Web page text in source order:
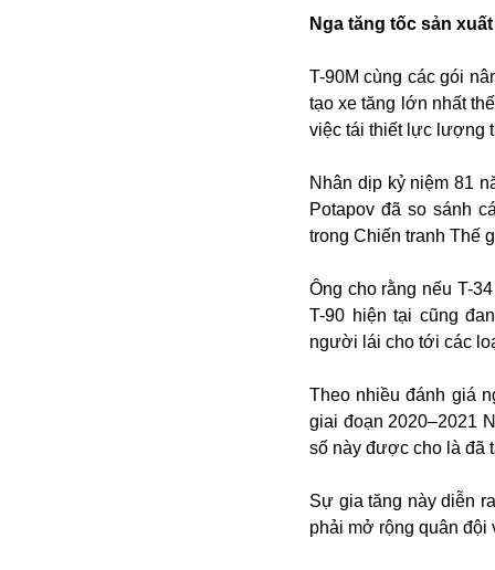
Nga tăng tốc sản
T-90M cùng các gói
tạo xe tăng lớn nhất
việc tái thiết lực lượng
Nhân dịp kỷ niệm 81
Potapov đã so sánh
trong Chiến tranh Thế
Ông cho rằng nếu T-
T-90 hiện tại cũng
người lái cho tới các
Theo nhiều đánh giá
giai đoạn 2020–2021
số này được cho là đã
Sự gia tăng này diễn
phải mở rộng quân đội